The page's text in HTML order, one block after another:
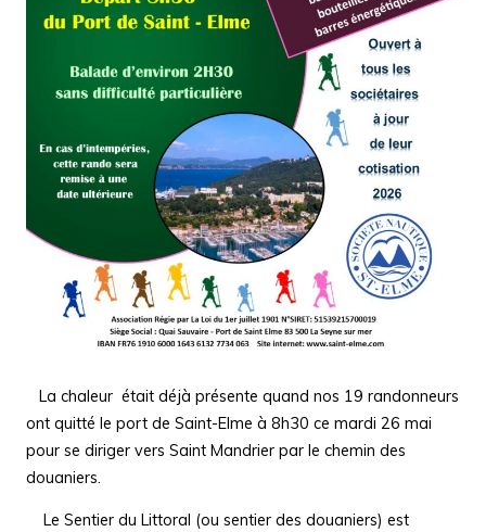
La chaleur était déjà présente quand nos 19 randonneurs
ont quitté le port de Saint-Elme à 8h30 ce mardi 26 mai
pour se diriger vers Saint Mandrier par le chemin des
douaniers.
Le Sentier du Littoral (ou sentier des douaniers) est